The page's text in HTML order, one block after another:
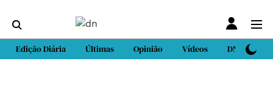
Edição Diária Últimas Opinião Vídeos DN Sport